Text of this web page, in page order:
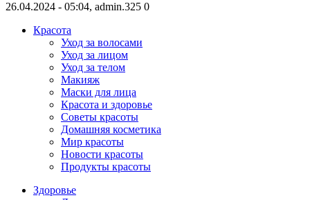
26.04.2024 - 05:04, admin.325 0
Красота
Уход за волосами
Уход за лицом
Уход за телом
Макияж
Маски для лица
Красота и здоровье
Советы красоты
Домашняя косметика
Мир красоты
Новости красоты
Продукты красоты
Здоровье